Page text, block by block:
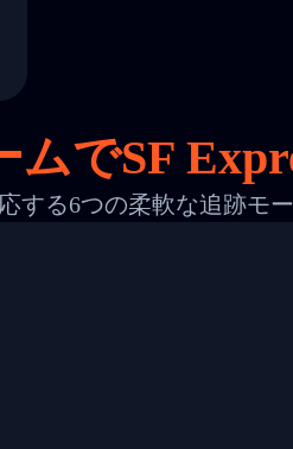
HONG KONG-HONG KONG,2017-03-
でSF
する6つの柔軟な追跡モ